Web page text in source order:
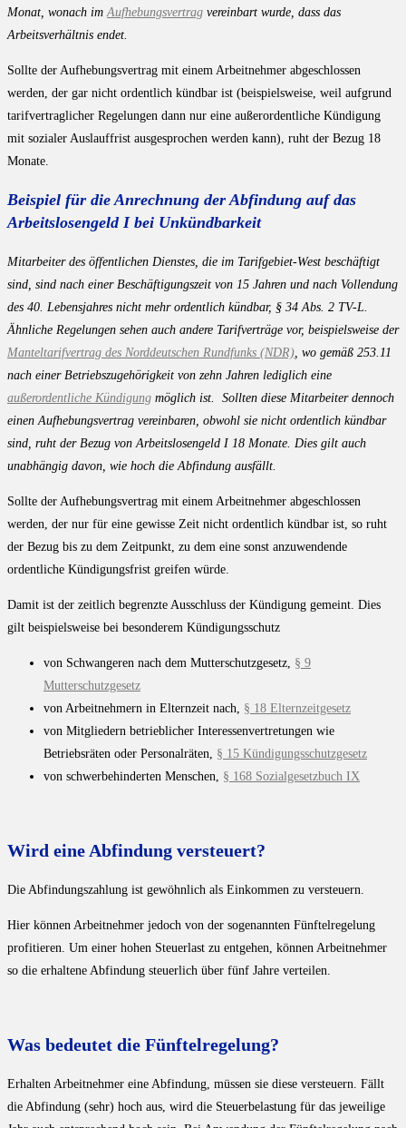
Monat, wonach im Aufhebungsvertrag vereinbart wurde, dass das
Arbeitsverhältnis endet.
Sollte der Aufhebungsvertrag mit einem Arbeitnehmer abgeschlossen
werden, der gar nicht ordentlich kündbar ist (beispielsweise, weil aufgrund
tarifvertraglicher Regelungen dann nur eine außerordentliche Kündigung
mit sozialer Auslauffrist ausgesprochen werden kann), ruht der Bezug 18
Monate.
Beispiel für die Anrechnung der Abfindung auf das
Arbeitslosengeld I bei Unkündbarkeit
Mitarbeiter des öffentlichen Dienstes, die im Tarifgebiet-West beschäftigt
sind, sind nach einer Beschäftigungszeit von 15 Jahren und nach Vollendung
des 40. Lebensjahres nicht mehr ordentlich kündbar, § 34 Abs. 2 TV-L.
Ähnliche Regelungen sehen auch andere Tarifverträge vor, beispielsweise der
Manteltarifvertrag des Norddeutschen Rundfunks (NDR) , wo gemäß 253.11
nach einer Betriebszugehörigkeit von zehn Jahren lediglich eine
außerordentliche Kündigung möglich ist. Sollten diese Mitarbeiter dennoch
einen Aufhebungsvertrag vereinbaren, obwohl sie nicht ordentlich kündbar
sind, ruht der Bezug von Arbeitslosengeld I 18 Monate. Dies gilt auch
unabhängig davon, wie hoch die Abfindung ausfällt.
Sollte der Aufhebungsvertrag mit einem Arbeitnehmer abgeschlossen
werden, der nur für eine gewisse Zeit nicht ordentlich kündbar ist, so ruht
der Bezug bis zu dem Zeitpunkt, zu dem eine sonst anzuwendende
ordentliche Kündigungsfrist greifen würde.
Damit ist der zeitlich begrenzte Ausschluss der Kündigung gemeint. Dies
gilt beispielsweise bei besonderem Kündigungsschutz
von Schwangeren nach dem Mutterschutzgesetz, § 9
Mutterschutzgesetz
von Arbeitnehmern in Elternzeit nach, § 18 Elternzeitgesetz
von Mitgliedern betrieblicher Interessenvertretungen wie
Betriebsräten oder Personalräten, § 15 Kündigungsschutzgesetz
von schwerbehinderten Menschen, § 168 Sozialgesetzbuch IX
Wird eine Abfindung versteuert?
Die Abfindungszahlung ist gewöhnlich als Einkommen zu versteuern.
Hier können Arbeitnehmer jedoch von der sogenannten Fünftelregelung
profitieren. Um einer hohen Steuerlast zu entgehen, können Arbeitnehmer
so die erhaltene Abfindung steuerlich über fünf Jahre verteilen.
Was bedeutet die Fünftelregelung?
Erhalten Arbeitnehmer eine Abfindung, müssen sie diese versteuern. Fällt
die Abfindung (sehr) hoch aus, wird die Steuerbelastung für das jeweilige